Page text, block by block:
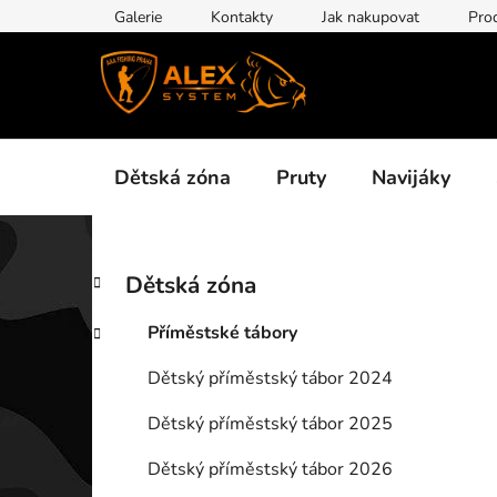
na
Galerie Kontakty Jak nakupovat
Dětská zóna Pruty Navijáky
P
s
Přeskočit
kategorie
K
a
e
Dětská zóna
Příměstské tábory
Dětský příměstský tábor 2024
Dětský příměstský tábor 2025
Dětský příměstský tábor 2026